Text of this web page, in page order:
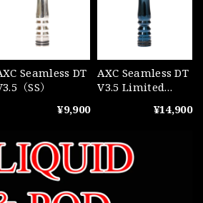
Seamless DT
（SS）
¥9,900
AXC Seamless DT
V3.5 Limited
¥14,900